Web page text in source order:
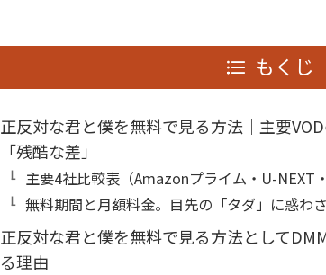
もくじ
正反対な君と僕を無料で見る方法｜主要
「残酷な差」
主要4社比較表（Amazonプライム・U-NEXT
無料期間と月額料金。目先の「タダ」に惑わ
正反対な君と僕を無料で見る方法として
る理由